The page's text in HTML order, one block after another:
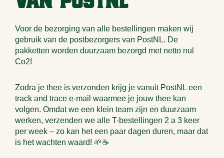
Voor de bezorging van alle bestellingen maken wij
gebruik van de postbezorgers van PostNL. De
pakketten worden duurzaam bezorgd met netto nul
Co2!
Zodra je thee is verzonden krijg je vanuit PostNL een
track and trace e-mail waarmee je jouw thee kan
volgen. Omdat we een klein team zijn en duurzaam
werken, verzenden we alle T-bestellingen 2 a 3 keer
per week – zo kan het een paar dagen duren, maar dat
is het wachten waard! 🌱☕